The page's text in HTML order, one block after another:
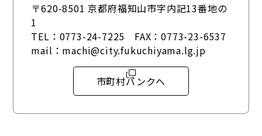
〒620-8501 京都府福知山市字内記13番地の
1
TEL： 0773-24-7225 FAX：0773-23-6537
mail： machi@city.fukuchiyama.lg.jp
市町村バンクへ